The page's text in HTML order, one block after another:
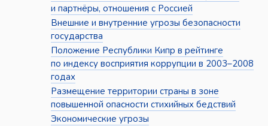
и партнёры, отношения с Россией
Внешние и внутренние угрозы безопасности
государства
Положение Республики Кипр в рейтинге
по индексу восприятия коррупции в 2003–2008
годах
Размещение территории страны в зоне
повышенной опасности стихийных бедствий
Экономические угрозы